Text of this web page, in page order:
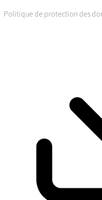
Politique de protection des